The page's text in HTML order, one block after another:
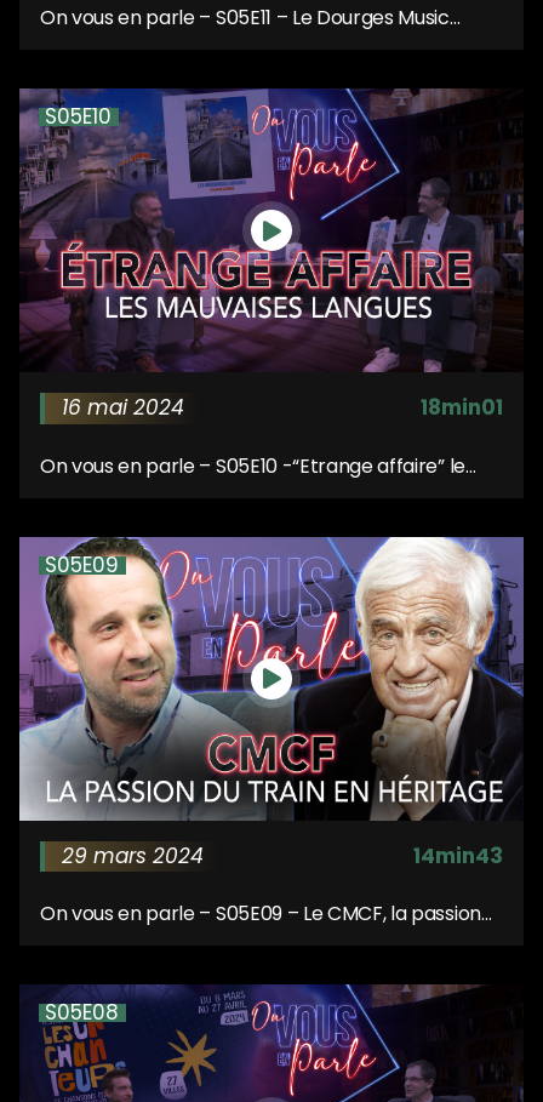
On vous en parle – S05E11 – Le Dourges Music
S05E10
16 mai 2024 18min01
On vous en parle – S05E10 -“Etrange affaire” le
S05E09
29 mars 2024 14min43
On vous en parle – S05E09 – Le CMCF, la passion
S05E08